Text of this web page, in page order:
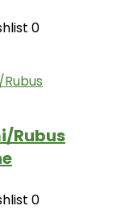
0
Rubus
0